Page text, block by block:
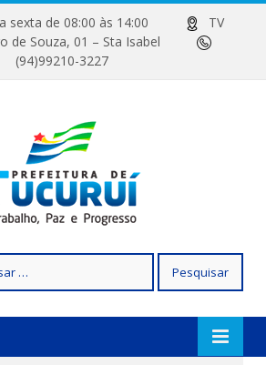
a sexta de 08:00 às 14:00
TV
de Souza, 01 – Sta Isabel
(94)99210-3227